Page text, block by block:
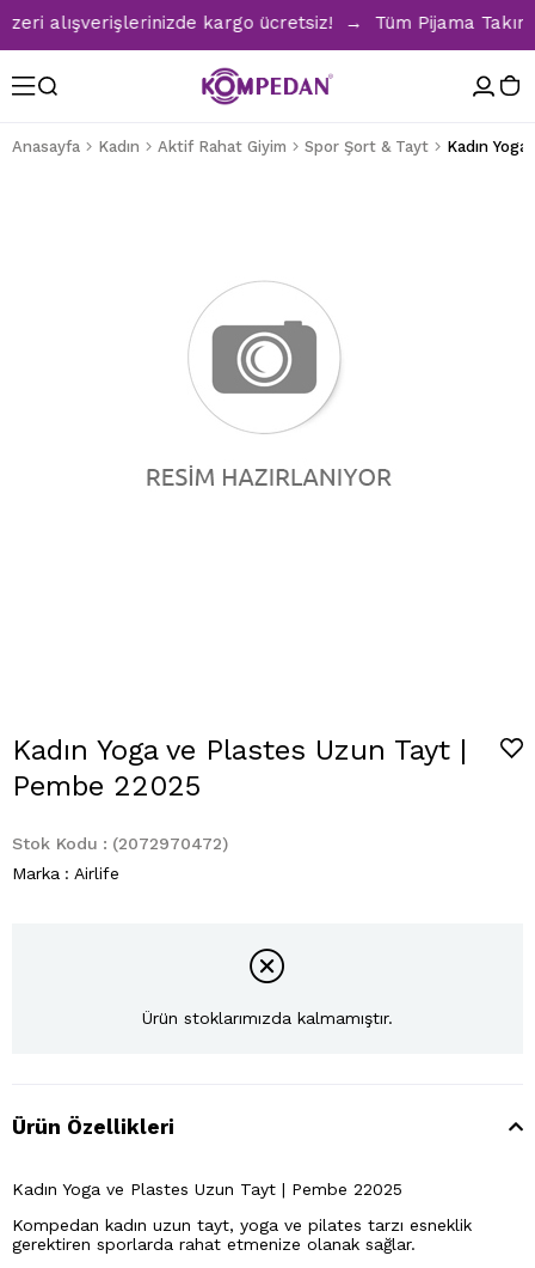
alışverişlerinizde kargo ücretsiz! → Tüm Pijama
Anasayfa Kadın Aktif Rahat Giyim Spor Şort & Tayt Kadın
Kadın Yoga ve Plastes Uzun Tayt |
Pembe 22025
Stok Kodu
(2072970472)
Marka : Airlife
Ürün stoklarımızda kalmamıştır.
Ürün Özellikleri
Kadın Yoga ve Plastes Uzun Tayt | Pembe 22025
Kompedan kadın uzun tayt, yoga ve pilates tarzı esneklik
gerektiren sporlarda rahat etmenize olanak sağlar.